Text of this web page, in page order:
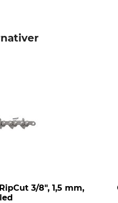
3/8", 1,5 mm,